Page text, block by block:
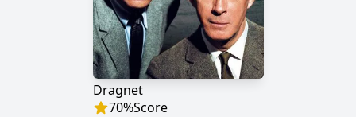
Dragnet
70%Score